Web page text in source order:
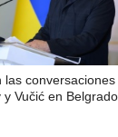
las
y Vučić en Belgrado